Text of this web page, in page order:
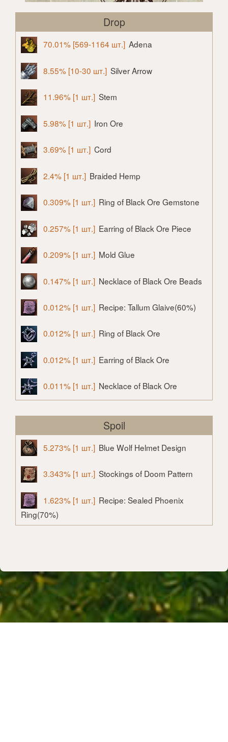
Drop
70.01% [569-1164 шт.] Adena
8.55% [10-30 шт.] Silver Arrow
11.96% [1 шт.] Stem
5.98% [1 шт.] Iron Ore
3.69% [1 шт.] Cord
2.4% [1 шт.] Braided Hemp
0.309% [1 шт.] Ring of Black Ore Gemstone
0.257% [1 шт.] Earring of Black Ore Piece
0.209% [1 шт.] Mold Glue
0.147% [1 шт.] Necklace of Black Ore Beads
0.012% [1 шт.] Recipe: Tallum Glaive(60%)
0.012% [1 шт.] Ring of Black Ore
0.012% [1 шт.] Earring of Black Ore
0.011% [1 шт.] Necklace of Black Ore
Spoil
5.273% [1 шт.] Blue Wolf Helmet Design
3.343% [1 шт.] Stockings of Doom Pattern
1.623% [1 шт.] Recipe: Sealed Phoenix
Ring(70%)